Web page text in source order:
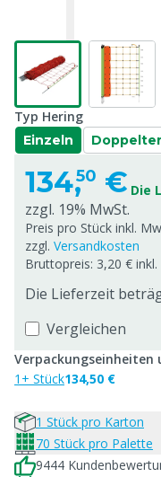
Typ Hering
Einzeln Doppelter
134,50 € Die
zzgl. 19% MwSt.
Preis pro Stück inkl.
zzgl. Versandkosten
Bruttopreis: 3,20 €
Die Lieferzeit
Vergleichen
Verpackungseinheiten
1+ Stück134,50 €
1 Stück pro Karton
70 Stück pro Palette
9444